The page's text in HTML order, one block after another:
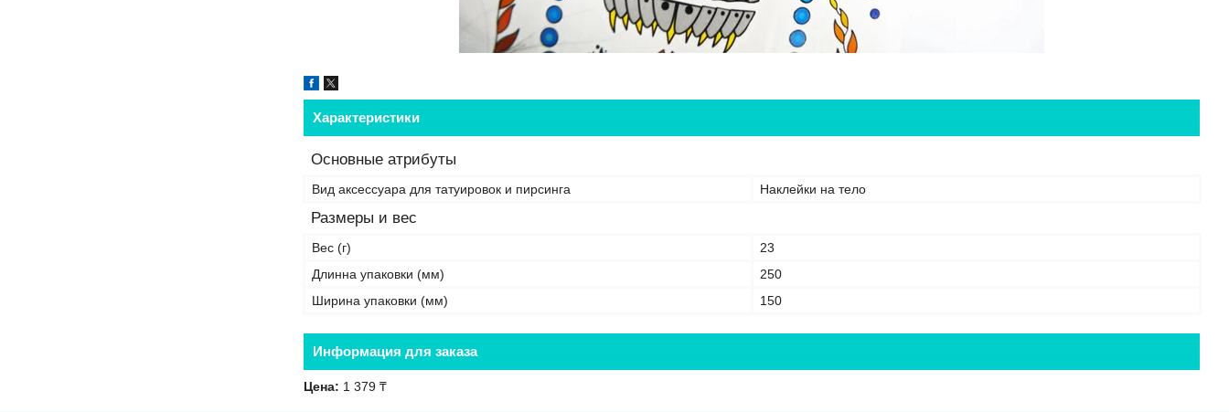
Характеристики
Основные атрибуты
Вид аксессуара для татуировок и пирсинга Наклейки на тело
Размеры и вес
Вес (г)
23
Длинна упаковки (мм)
250
Ширина упаковки (мм)
150
Информация для заказа
Цена: 1 379 ₸